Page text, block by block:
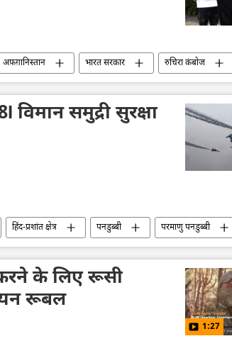
अफ़ग़ानिस्तान भारत सरकार
रुचिरा कंबोज
विमान समुद्री सुरक्षा
हिंद-प्रशांत क्षेत्र पनडुब्बी
परमाणु पनडुब्बी
सुरक्षा बल आत्मरक्षा
के लिए रूसी
रूबल
1:27